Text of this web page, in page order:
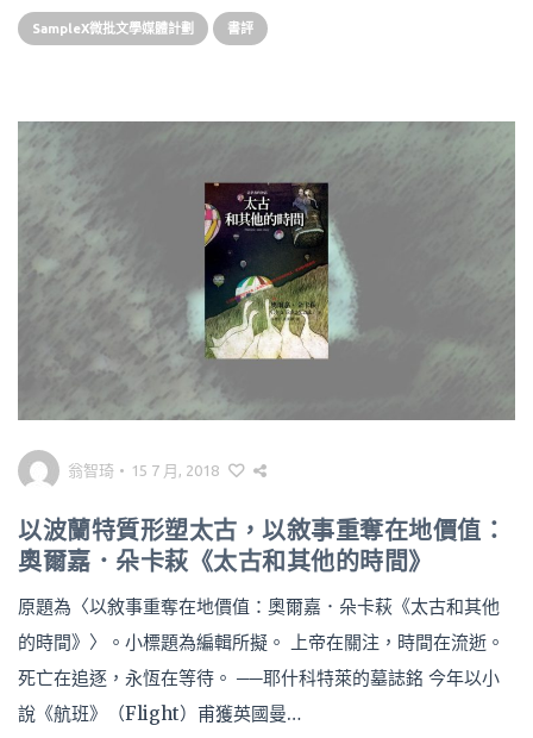
SampleX微批文學媒體計劃 書評
翁智琦 • 15 7 月, 2018
以波蘭特質形塑太古，以敘事重奪在地價值：
奧爾嘉．朵卡萩《太古和其他的時間》
原題為〈以敘事重奪在地價值：奧爾嘉．朵卡萩《太古和其他
的時間》〉。小標題為編輯所擬。 上帝在關注，時間在流逝。
死亡在追逐，永恆在等待。 ──耶什科特萊的墓誌銘 今年以小
說《航班》（Flight）甫獲英國曼…